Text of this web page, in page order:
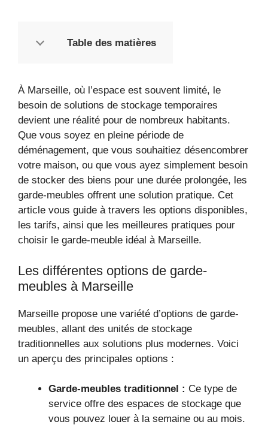
Table des matières
À Marseille, où l’espace est souvent limité, le
besoin de solutions de stockage temporaires
devient une réalité pour de nombreux habitants.
Que vous soyez en pleine période de
déménagement, que vous souhaitiez désencombrer
votre maison, ou que vous ayez simplement besoin
de stocker des biens pour une durée prolongée, les
garde-meubles offrent une solution pratique. Cet
article vous guide à travers les options disponibles,
les tarifs, ainsi que les meilleures pratiques pour
choisir le garde-meuble idéal à Marseille.
Les différentes options de garde-
meubles à Marseille
Marseille propose une variété d’options de garde-
meubles, allant des unités de stockage
traditionnelles aux solutions plus modernes. Voici
un aperçu des principales options :
Garde-meubles traditionnel : Ce type de
service offre des espaces de stockage que
vous pouvez louer à la semaine ou au mois.